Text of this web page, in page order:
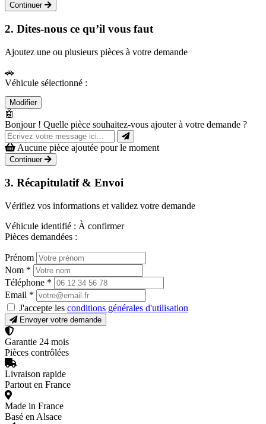
Continuer
2. Dites-nous ce qu’il vous faut
Ajoutez une ou plusieurs pièces à votre demande
🚗
Véhicule sélectionné :
Modifier
🤖
Bonjour ! Quelle pièce souhaitez-vous ajouter à votre demande ?
Aucune pièce ajoutée pour le moment
Continuer
3. Récapitulatif & Envoi
Vérifiez vos informations et validez votre demande
Véhicule identifié : À confirmer
Pièces demandées :
Prénom
Nom *
Téléphone *
Email *
J'accepte les conditions générales d'utilisation
Envoyer votre demande
Garantie 24 mois
Pièces contrôlées
Livraison rapide
Partout en France
Made in France
Basé en Alsace